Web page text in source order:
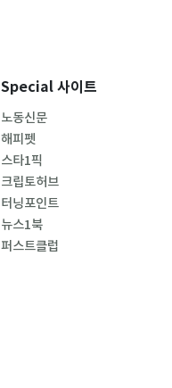
Special 사이트
노동신문
해피펫
스타1픽
크립토허브
터닝포인트
뉴스1북
퍼스트클럽